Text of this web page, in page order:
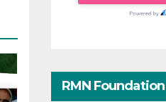
RMN Foundation